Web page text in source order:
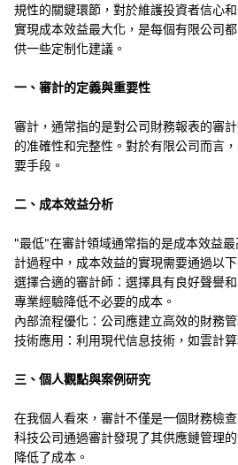
規性的關鍵環節，對於維護投資者信心
實現成本效益最大化，是每個有限公司
供一些定制化建議。
一、審計的定義與重要性
審計，通常指的是對公司財務報表的審
的准確性和完整性。對於有限公司而言
要手段。
二、成本效益分析
"最低"在審計領域通常指的是成本效益
計過程中，成本效益的實現需要通過以下
選擇合適的審計師：選擇具有良好聲譽
專業經驗降低不必要的成本。
內部流程優化：公司應建立高效的財務
技術應用：利用現代信息技術，如雲計
三、個人觀點與案例研究
在我個人看來，審計不僅是一個財務檢
科技公司通過審計發現了其供應鏈管理
降低了成本。